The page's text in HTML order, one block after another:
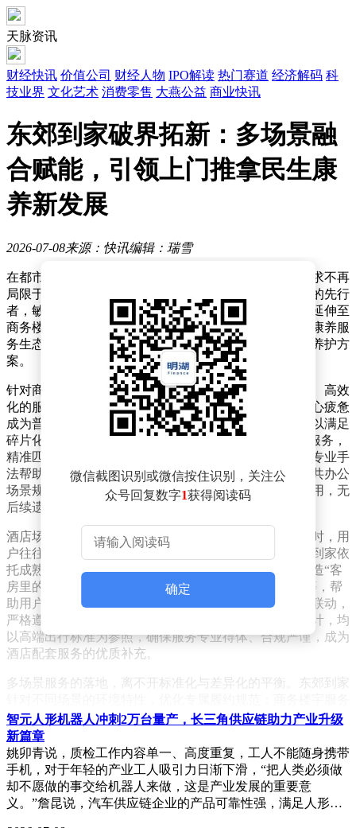
天脉资讯
财经快讯 价值公司 财经人物 IPO解读 热门赛道 经济解码 科
技业界 文化艺术 消费零售 大燕公益 商业快讯
东郊到家破界拓新：多场景融
合赋能，引领上门推拿民生康
养新发展
2026-07-08来源：快讯编辑：瑞雪
在都市生活节奏日益加快的当下，人们对康养服务的需求不再
局限于传统居家场景。东郊到家作为专业上门推拿领域的先行
者，敏锐捕捉到这一趋势，通过打破场景边界，将服务延伸至
商务楼宇与酒店等公共空间，构建起多元化、场景化的康养服
务生态，为都市人群提供了更便捷、更贴合需求的身心养护方
案。
针对商务楼宇的办公特性，东郊到家量身定制了轻量化、高效
化的服务模式。职场人群长期伏案工作，肌肉紧张、身心疲惫
成为普遍问题，但传统推拿服务受限于时间与空间，难以满足
碎片化养护需求。平台推出的“午间舒缓”“工间解压”等服务，
精准匹配职场作息，在不影响办公秩序的前提下，通过专业手
法帮助用户放松肌肉、缓解压力。服务流程严格遵循公共办公
场景规范，从预约到履约全程低干扰，工具配置简洁实用，无
后续遗留问题，真正实现了“办公养护两不误”。
酒店场景的拓展则聚焦差旅人群的私密需求。异地出行时，用
户往往面临身心疲惫却缺乏便捷养护渠道的困境。东郊到家依
托成熟的上门服务体系，将专业推拿引入酒店客房，打造“客
房里的康养空间”。服务内容涵盖旅途舒缓、睡眠调理等，帮
助用户消解奔波劳累，提升差旅体验。平台与酒店深度联动，
严格遵循隐私管理要求，从服务人员着装到履约流程设计，均
以高端出行标准为参照，确保服务专业得体、合规严谨，成为
酒店配套服务的优质补充。
多场景服务的落地，离不开标准化与差异化的平衡。东郊到家
强调“快节奏、低干扰”，酒店服务注重“私密性、舒适度”，居
家服务则延续“温馨化、个性化”。通过工具配置、服务细节的
差异化设计，平台彻底告别“单一模板、粗放服务”的模式，使
用户在办公、出行、居家等场景中均能获得适配的服务体验，
服务适配感与满意度显著提升。
场景多元化的战略，不仅拓宽了上门推拿行业的服务边界，更
微信截图识别或微信按住识别，关注公
众号回复数字1获得阅读码
确定
智元人形机器人冲刺2万台量产，长三角供应链助力产业升级
新篇章
姚卯青说，质检工作内容单一、高度重复，工人不能随身携带
手机，对于年轻的产业工人吸引力日渐下滑，“把人类必须做
却不愿做的事交给机器人来做，这是产业发展的重要意
义。”詹昆说，汽车供应链企业的产品可靠性强，满足人形…